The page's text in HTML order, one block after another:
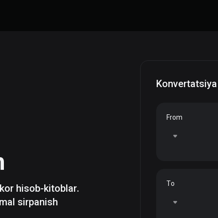
hisob-kitoblar.
sirpanish
Konvertatsiya
From
To